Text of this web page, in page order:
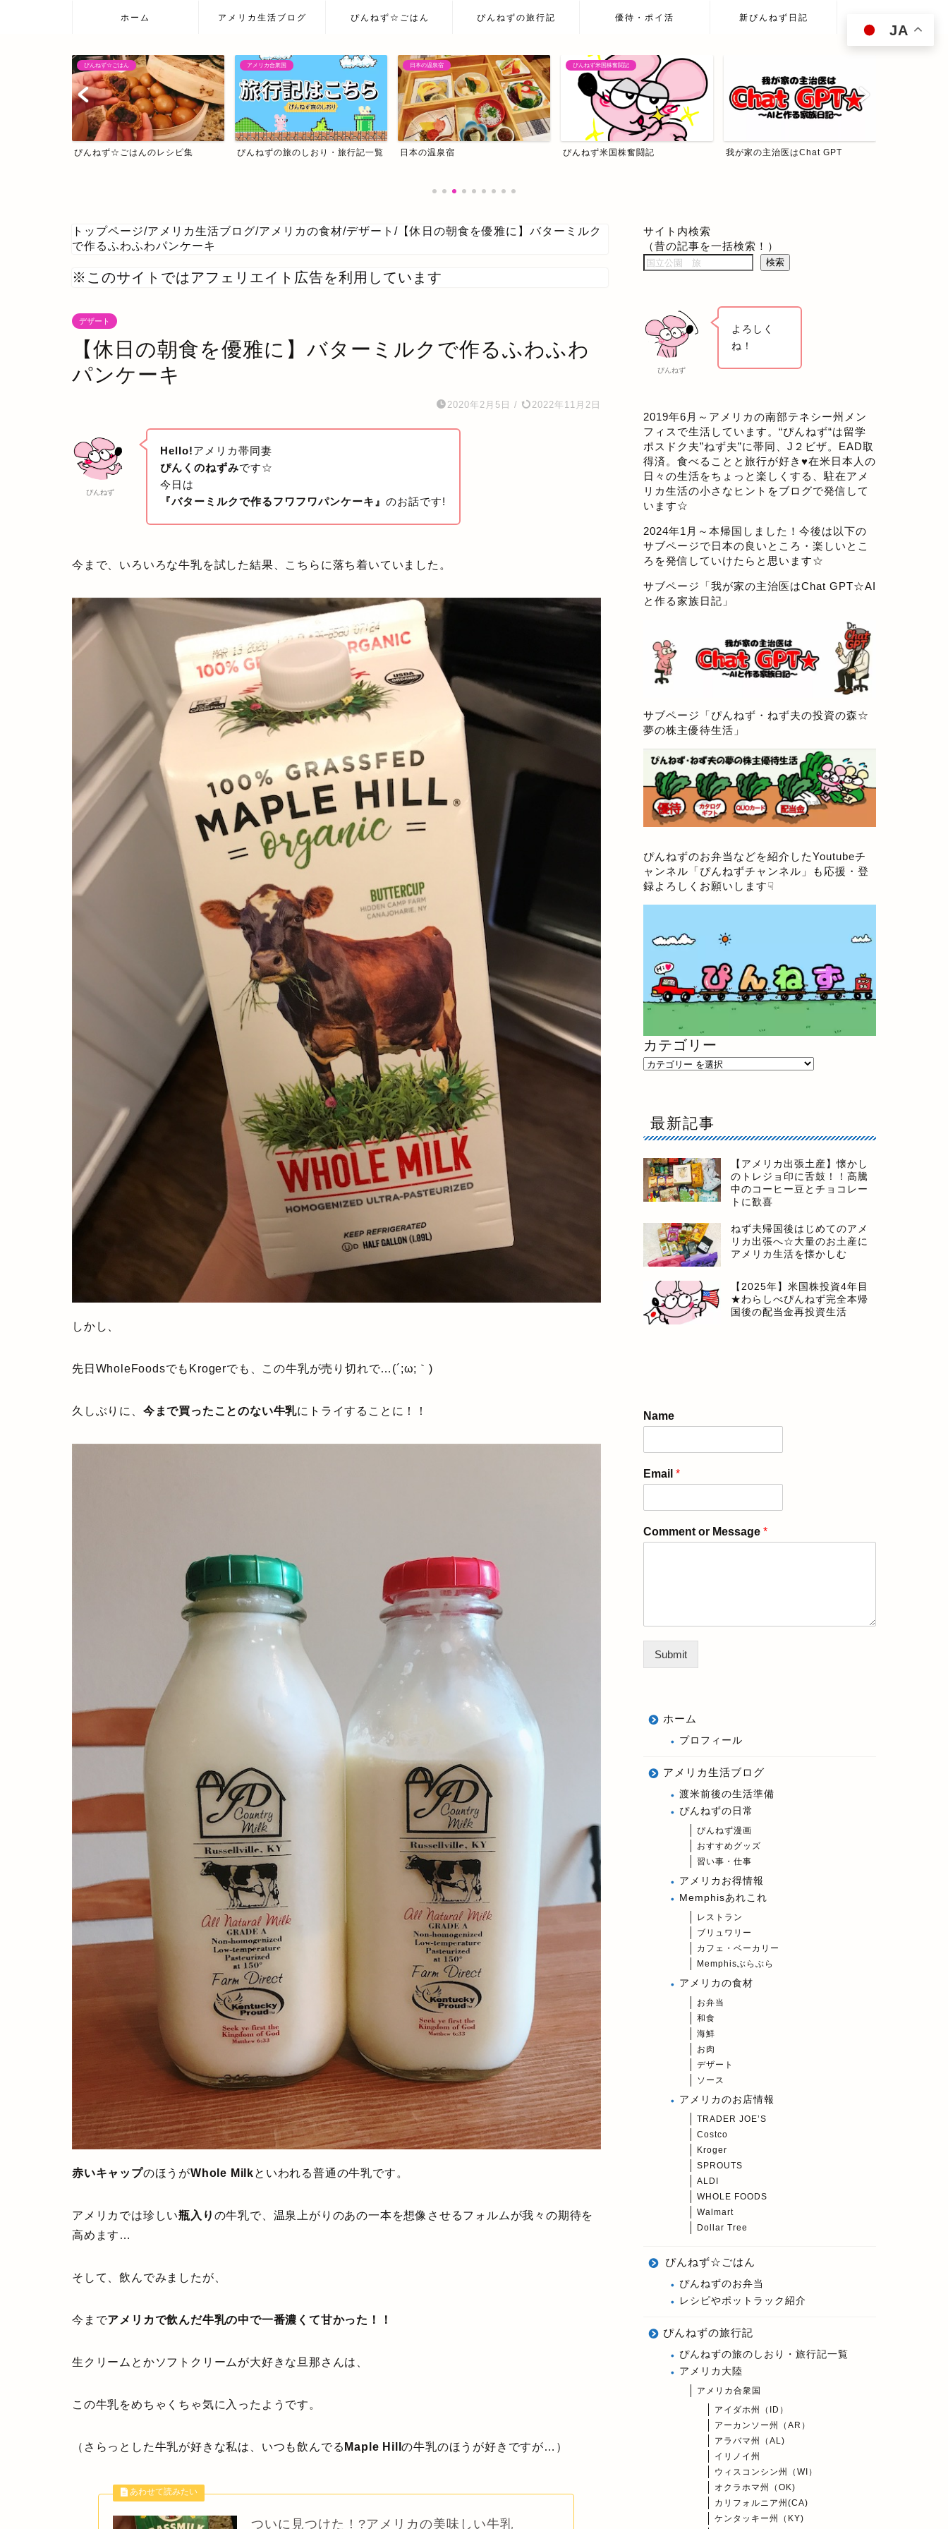
ホーム アメリカ生活ブログ ぴんねず☆ごはん ぴんねずの旅行記 優待・ポイ活 新ぴんねず日記
アメリカ合衆国
ぴんねずの旅のしおり・旅行記一覧
日本の温泉宿
日本の温泉宿
ぴんねず米国株奮闘記
ぴんねず米国株奮闘記 我が家の主治医はChat GPT ぴんねず☆投資の森
トップページ/アメリカ生活ブログ/アメリカの食材/デザート / 【休日の朝食を優雅に】バターミルク
で作るふわふわパンケーキ
※このサイトではアフェリエイト広告を利用しています
デザート
【休日の朝食を優雅に】バターミルクで作るふわふわ
パンケーキ
2020年2月5日 / 2022年11月2日
ぴんねず
Hello!アメリカ帯同妻
ぴんくのねずみです☆
今日は
『バターミルクで作るフワフワパンケーキ』のお話です!
今まで、いろいろな牛乳を試した結果、こちらに落ち着いていました。
しかし、
先日WholeFoodsでもKrogerでも、この牛乳が売り切れで…(´;ω;｀)
久しぶりに、 今まで買ったことのない牛乳にトライすることに！！
赤いキャップのほうがWhole Milkといわれる普通の牛乳です。
アメリカでは珍しい瓶入り の牛乳で、温泉上がりのあの一本を想像させるフォルムが我々の期待を
高めます…
そして、飲んでみましたが、
今までアメリカで飲んだ牛乳の中で一番濃くて甘かった！！
生クリームとかソフトクリームが大好きな旦那さんは、
この牛乳をめちゃくちゃ気に入ったようです。
（さらっとした牛乳が好きな私は、いつも飲んでる Maple Hillの牛乳のほうが好きですが…）
ついに見つけた！?アメリカの美味しい牛乳
サイト内検索
（昔の記事を一括検索！）
検索
ぴんねず
よろしく
ね！
2019年6月～アメリカの南部テネシー州メン
フィスで生活しています。“ぴんねず“は留学
ポスドク夫”ねず夫”に帯同、J２ビザ。EAD取
得済。食べることと旅行が好き♥在米日本人の
日々の生活をちょっと楽しくする、駐在アメ
リカ生活の小さなヒントをブログで発信して
います☆
2024年1月～本帰国しました！今後は以下の
サブページで日本の良いところ・楽しいとこ
ろを発信していけたらと思います☆
サブページ「我が家の主治医はChat GPT☆AI
と作る家族日記 」
サブページ「ぴんねず・ねず夫の投資の森☆
夢の株主優待生活 」
ぴんねずのお弁当などを紹介したYoutubeチ
ャンネル「ぴんねずチャンネル 」も応援・登
録よろしくお願いします☟
カテゴリー
最新記事
【アメリカ出張土産】懐かし
のトレジョ印に舌鼓！！高騰
中のコーヒー豆とチョコレー
トに歓喜
ねず夫帰国後はじめてのアメ
リカ出張へ☆大量のお土産に
アメリカ生活を懐かしむ
【2025年】米国株投資4年目
★わらしべぴんねず完全本帰
国後の配当金再投資生活
Name
Email *
Comment or Message *
Submit
ホーム
プロフィール
アメリカ生活ブログ
渡米前後の生活準備
ぴんねずの日常
ぴんねず漫画
おすすめグッズ
習い事・仕事
アメリカお得情報
Memphisあれこれ
レストラン
ブリュワリー
カフェ・ベーカリー
Memphisぶらぶら
アメリカの食材
お弁当
和食
海鮮
お肉
デザート
ソース
アメリカのお店情報
TRADER JOE’S
Costco
Kroger
SPROUTS
ALDI
WHOLE FOODS
Walmart
Dollar Tree
ぴんねず☆ごはん
ぴんねずのお弁当
レシピやポットラック紹介
ぴんねずの旅行記
ぴんねずの旅のしおり・旅行記一覧
アメリカ大陸
アメリカ合衆国
アイダホ州（ID）
アーカンソー州（AR）
アラバマ州（AL)
イリノイ州
ウィスコンシン州（WI）
オクラホマ州（OK)
カリフォルニア州(CA)
ケンタッキー州（KY)
JA